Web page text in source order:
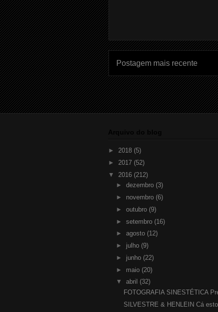
Postagem mais recente
► 2018 (5)
► 2017 (52)
▼ 2016 (212)
► dezembro (3)
► novembro (6)
► outubro (9)
► setembro (16)
► agosto (12)
► julho (9)
► junho (22)
► maio (20)
▼ abril (32)
FOTOGRAFIA SINESTÉTICA
SILVESTRE & HENLEIN Cá